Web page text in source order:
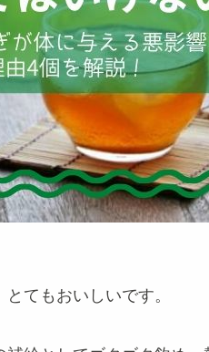
てもおいしいです。